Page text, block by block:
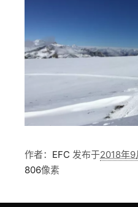
作者： EFC 发布于2018年9
806像素